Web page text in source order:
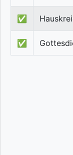
✅
✅